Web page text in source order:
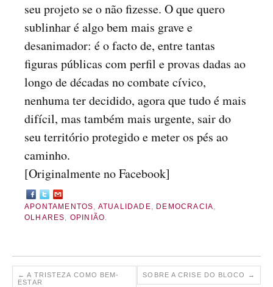
seu projeto se o não fizesse. O que quero
sublinhar é algo bem mais grave e
desanimador: é o facto de, entre tantas
figuras públicas com perfil e provas dadas ao
longo de décadas no combate cívico,
nenhuma ter decidido, agora que tudo é mais
difícil, mas também mais urgente, sair do
seu território protegido e meter os pés ao
caminho.
[Originalmente no Facebook]
APONTAMENTOS, ATUALIDADE, DEMOCRACIA,
OLHARES, OPINIÃO.
← A TRISTEZA COMO BEM-
ESTAR
SOBRE A CRISE DO BLOCO →